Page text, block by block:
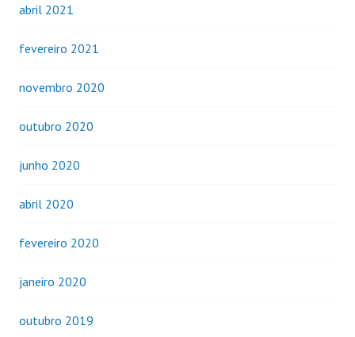
abril 2021
fevereiro 2021
novembro 2020
outubro 2020
junho 2020
abril 2020
fevereiro 2020
janeiro 2020
outubro 2019